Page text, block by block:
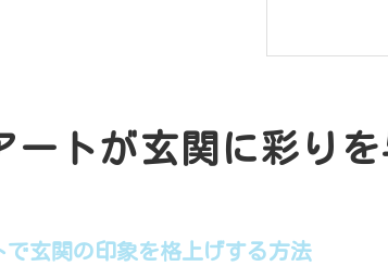
風水を
ートが玄関に彩り
で玄関の印象を格上げする方法